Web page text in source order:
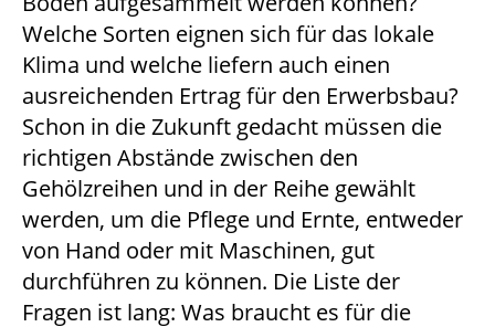
Welche Sorten eignen sich für das lokale
Klima und welche liefern auch einen
ausreichenden Ertrag für den Erwerbsbau?
Schon in die Zukunft gedacht müssen die
richtigen Abstände zwischen den
Gehölzreihen und in der Reihe gewählt
werden, um die Pflege und Ernte, entweder
von Hand oder mit Maschinen, gut
durchführen zu können. Die Liste der
Fragen ist lang: Was braucht es für die